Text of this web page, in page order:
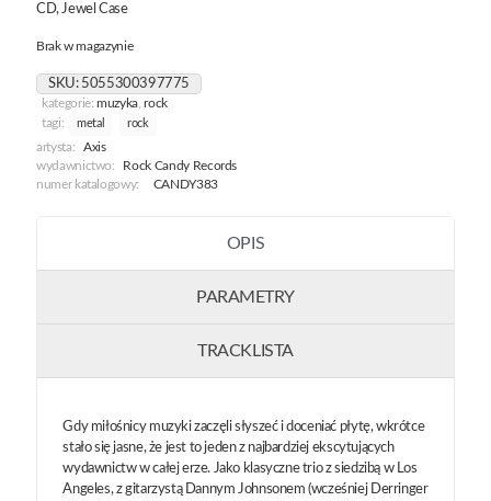
CD, Jewel Case
Brak w magazynie
SKU: 5055300397775
kategorie:muzyka ,rock
tagi:
metal rock
artysta:
Axis
wydawnictwo:
Rock Candy Records
numer katalogowy:
CANDY383
OPIS
PARAMETRY
TRACKLISTA
Gdy miłośnicy muzyki zaczęli słyszeć i doceniać płytę, wkrótce
stało się jasne, że jest to jeden z najbardziej ekscytujących
wydawnictw w całej erze. Jako klasyczne trio z siedzibą w Los
Angeles, z gitarzystą Dannym Johnsonem (wcześniej Derringer